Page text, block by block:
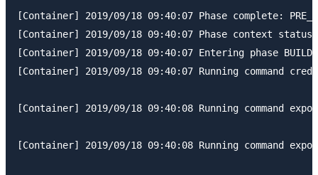
[Container] 2019/09/18 09:40:07 Phase complete:
[Container] 2019/09/18 09:40:07 Phase context status
[Container] 2019/09/18 09:40:07 Entering phase BUILD
[Container] 2019/09/18 09:40:07 Running command
[Container] 2019/09/18 09:40:08 Running command
[Container] 2019/09/18 09:40:08 Running command